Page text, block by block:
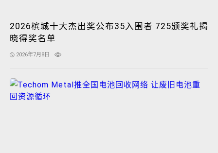
2026槟城十大杰出奖公布35入围者 725颁奖礼揭
晓得奖名单
2026年7月8日